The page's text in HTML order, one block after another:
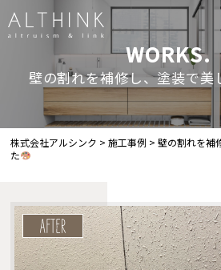
WORKS.
壁の割れを補修し、塗装で美
株式会社アルシンク >施工事例 >壁の割れを補
た